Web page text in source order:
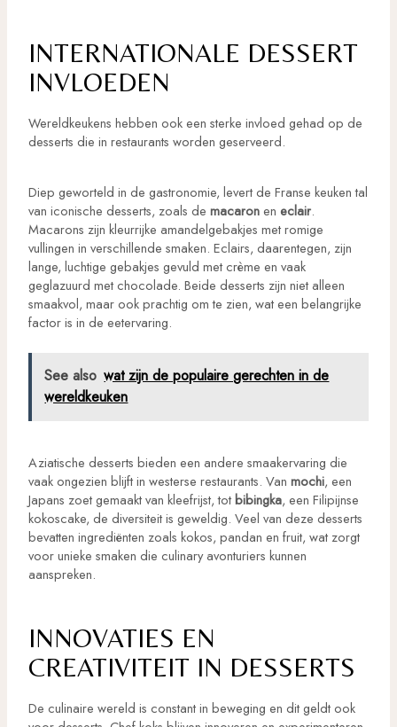
INTERNATIONALE DESSERT
INVLOEDEN
Wereldkeukens hebben ook een sterke invloed gehad op de
desserts die in restaurants worden geserveerd.
Diep geworteld in de gastronomie, levert de Franse keuken tal
van iconische desserts, zoals de macaronen eclair.
Macarons zijn kleurrijke amandelgebakjes met romige
vullingen in verschillende smaken. Eclairs, daarentegen, zijn
lange, luchtige gebakjes gevuld met crème en vaak
geglazuurd met chocolade. Beide desserts zijn niet alleen
smaakvol, maar ook prachtig om te zien, wat een belangrijke
factor is in de eetervaring.
See also wat zijn de populaire gerechten in de
wereldkeuken
Aziatische desserts bieden een andere smaakervaring die
vaak ongezien blijft in westerse restaurants. Van mochi, een
Japans zoet gemaakt van kleefrijst, totbibingka, een Filipijnse
kokoscake, de diversiteit is geweldig. Veel van deze desserts
bevatten ingrediënten zoals kokos, pandan en fruit, wat zorgt
voor unieke smaken die culinary avonturiers kunnen
aanspreken.
INNOVATIES EN
CREATIVITEIT IN DESSERTS
De culinaire wereld is constant in beweging en dit geldt ook